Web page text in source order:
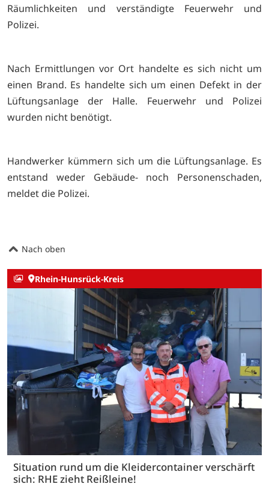
Räumlichkeiten und verständigte Feuerwehr und
Polizei.
Nach Ermittlungen vor Ort handelte es sich nicht um
einen Brand. Es handelte sich um einen Defekt in der
Lüftungsanlage der Halle. Feuerwehr und Polizei
wurden nicht benötigt.
Handwerker kümmern sich um die Lüftungsanlage. Es
entstand weder Gebäude- noch Personenschaden,
meldet die Polizei.
Nach oben
Rhein-Hunsrück-Kreis
Situation rund um die Kleidercontainer verschärft
sich: RHE zieht Reißleine!